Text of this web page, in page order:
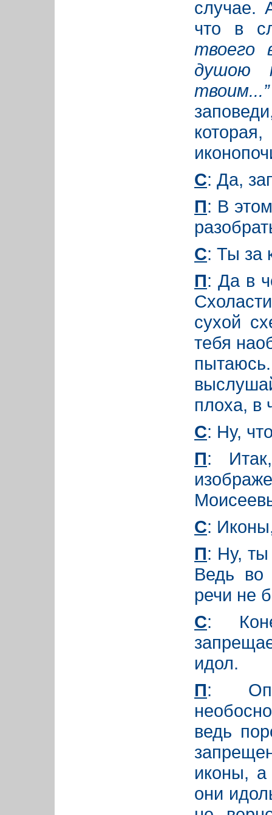
случае.
что в
твоего
душою
твоим...”
С: Да,
П: В
С: Ты за
П: Да в
сухой
тебя
плоха, в
С: Ну,
П:
С:
П: Ну,
Ведь во
речи не
С:
идол.
П:
ведь
иконы,
они